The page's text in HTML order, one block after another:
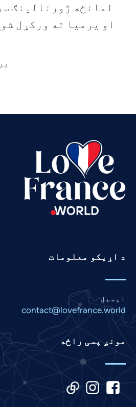
لمانځه ژورنالینګ
او یرمیا ته ورکړل
د اړیکو معلومات
ایمیل
contact@lovefrance.world
مونږ پسی راځه
Italian
Kannada
Khmer
Korean
Malay
Marathi
Panjabi
Romanian
Russian
Spanish
Swahili
Tamil